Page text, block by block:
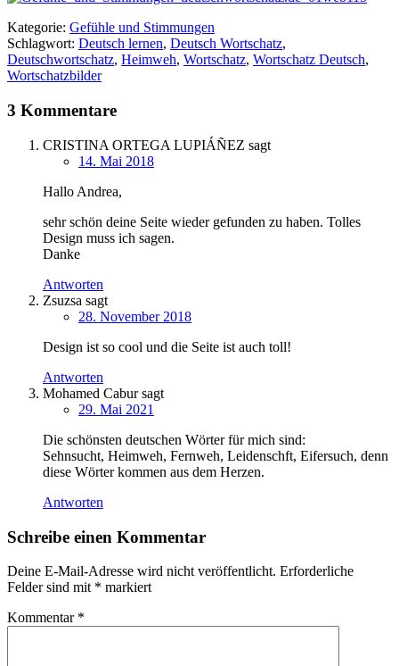
Kategorie: Gefühle und Stimmungen
Schlagwort: Deutsch lernen, Deutsch Wortschatz,
Deutschwortschatz, Heimweh, Wortschatz, Wortschatz Deutsch,
Wortschatzbilder
3 Kommentare
CRISTINA ORTEGA LUPIÁÑEZ sagt
14. Mai 2018
Hallo Andrea,
sehr schön deine Seite wieder gefunden zu haben. Tolles
Design muss ich sagen.
Danke
Antworten
Zsuzsa sagt
28. November 2018
Design ist so cool und die Seite ist auch toll!
Antworten
Mohamed Cabursagt
29. Mai 2021
Die schönsten deutschen Wörter für mich sind:
Sehnsucht, Heimweh, Fernweh, Leidenschft, Eifersuch, denn
diese Wörter kommen aus dem Herzen.
Antworten
Schreibe einen Kommentar
Deine E-Mail-Adresse wird nicht veröffentlicht. Erforderliche
Felder sind mit * markiert
Kommentar *